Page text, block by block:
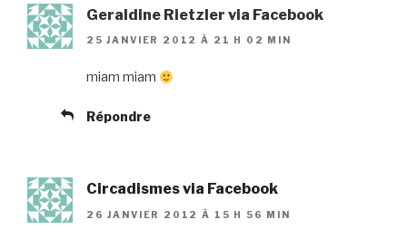
Geraldine Rietzler via Facebook
25 JANVIER 2012 À 21 H 02 MIN
miam miam
Répondre
Circadismes via Facebook
26 JANVIER 2012 À 15 H 56 MIN